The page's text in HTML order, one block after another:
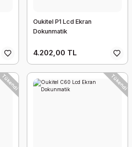
Oukitel P1 Lcd Ekran
Dokunmatik
4.202,00 TL
Tükendi Tükendi